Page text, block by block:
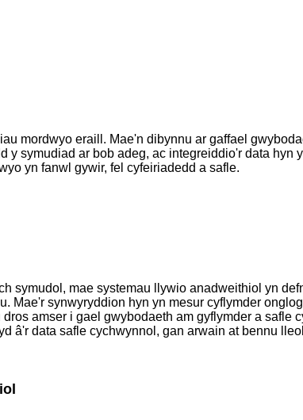
mordwyo eraill. Mae'n dibynnu ar gaffael
symudiad ar bob adeg, ac integreiddio'r data hyn
yn fanwl gywir, fel cyfeiriadedd a safle.
symudol, mae systemau llywio anadweithiol yn
Mae'r synwyryddion hyn yn mesur cyflymder
amser i gael gwybodaeth am gyflymder a safle
â'r data safle cychwynnol, gan arwain at bennu